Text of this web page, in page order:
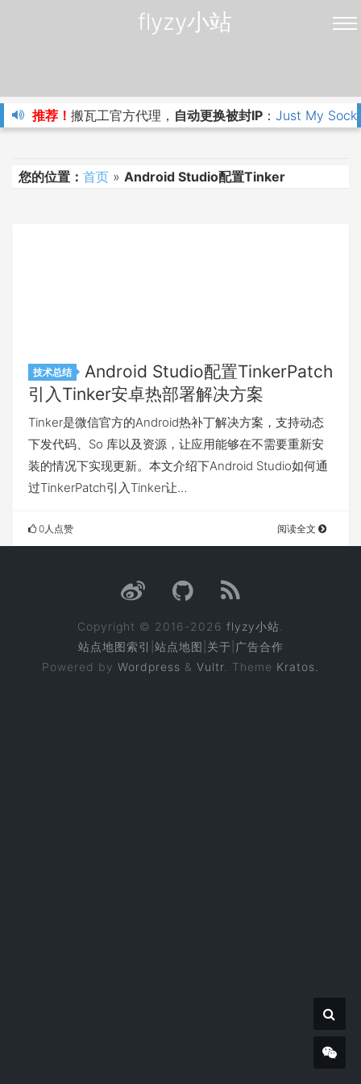
flyzy小站
推荐！ 搬瓦工官方代理， 自动更换被封IP ： Just My
您的位置： 首页 » Android Studio配置Tinker
技术总结
Android Studio配置TinkerPatch
引入Tinker安卓热部署解决方案
Tinker是微信官方的Android热补丁解决方案，支持动态
下发代码、So 库以及资源，让应用能够在不需要重新安
装的情况下实现更新。本文介绍下Android Studio如何通
过TinkerPatch引入Tinker让…
0人点赞 阅读全文
Copyright © 2016-2026 flyzy小站
站点地图索引 站点地图 关于 广告合作
Powered by Wordpress & Vultr . Theme Kratos.